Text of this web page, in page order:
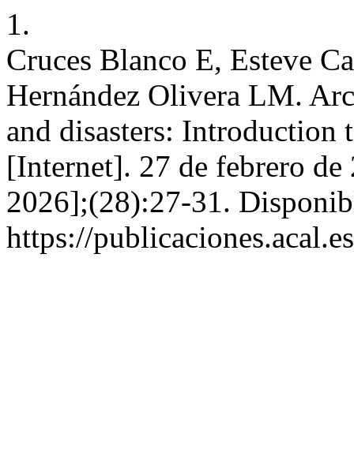
1.
Cruces Blanco E, Esteve
Hernández Olivera LM.
and disasters: Introduction
[Internet]. 27 de febrero
2026];(28):27-31.
https://